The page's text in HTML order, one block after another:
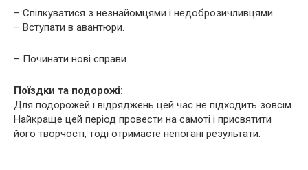
– Спілкуватися з незнайомцями і недоброзичливцями.
– Вступати в авантюри.
– Починати нові справи.
Поїздки та подорожі:
Для подорожей і відряджень цей час не підходить зовсім.
Найкраще цей період провести на самоті і присвятити
його творчості, тоді отримаєте непогані результати.